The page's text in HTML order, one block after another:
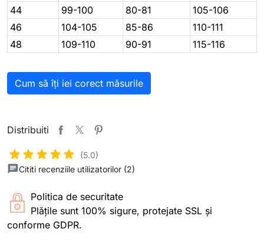
44
99-100 80-81
105-106
46
104-105 85-86
110-111
48
109-110 90-91 115-116
Cum să îți iei corect măsurile
Distribuiti
(5.0)
Cititi recenziile utilizatorilor (2)
Politica de securitate
Plățile sunt 100% sigure, protejate SSL și
conforme GDPR.